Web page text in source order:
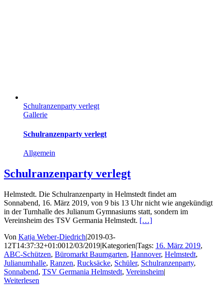
Schulranzenparty verlegt
Gallerie
Schulranzenparty verlegt
Allgemein
Schulranzenparty verlegt
Helmstedt. Die Schulranzenparty in Helmstedt findet am
Sonnabend, 16. März 2019, von 9 bis 13 Uhr nicht wie angekündigt
in der Turnhalle des Julianum Gymnasiums statt, sondern im
Vereinsheim des TSV Germania Helmstedt. […]
Von Katja Weber-Diedrich|2019-03-
12T14:37:32+01:0012/03/2019|Kategorien|Tags: 16. März 2019,
ABC-Schützen, Büromarkt Baumgarten, Hannover, Helmstedt,
Julianumhalle, Ranzen, Rucksäcke, Schüler, Schulranzenparty,
Sonnabend, TSV Germania Helmstedt, Vereinsheim|
Weiterlesen